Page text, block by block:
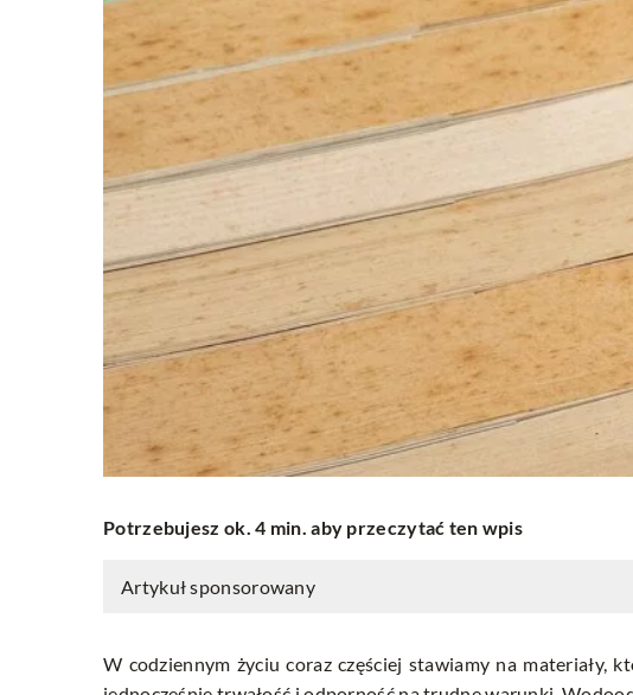
Potrzebujesz ok. 4 min. aby przeczytać ten wpis
Artykuł sponsorowany
W codziennym życiu coraz częściej stawiamy na materiały,
Poradnik, jak dokonać najwłaściwszego
wyboru zlewozmywaka granitowego
kuchni. Pomożemy Ci zrozumieć
aspekty, na które trzeba zwrócić
wybór był trafny.